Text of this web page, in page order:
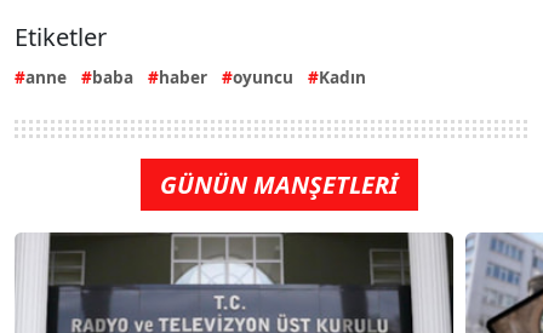
Etiketler
anne baba haber oyuncu Kadın
GÜNÜN MANŞETLERİ